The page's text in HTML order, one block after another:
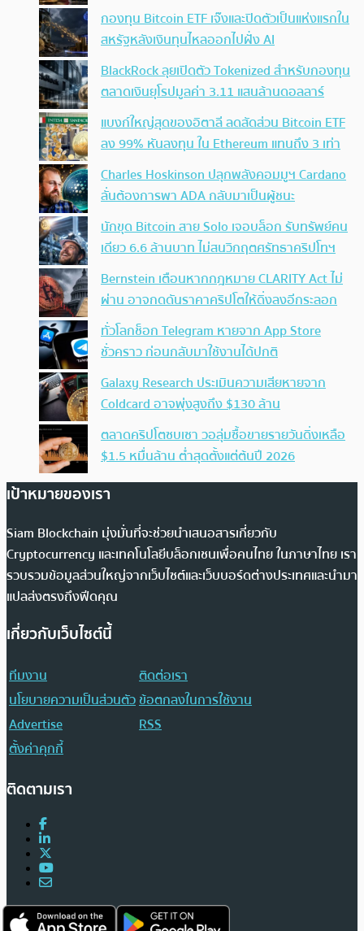
กองทุน Bitcoin ETF เจ๊งและปิดตัวเป็นแห่งแรกใน
สหรัฐหลังเงินทุนไหลออกไปฝั่ง AI
BlackRock ลุยเปิดตัว Tokenized สำหรับกองทุน
ตลาดเงินยุโรปมูลค่า 3.11 แสนล้านดอลลาร์
แบงก์ใหญ่สุดของอิตาลี ลดสัดส่วน Bitcoin ETF
ลง 99% หันลงทุน ใน Ethereum แทนถึง 3 เท่า
Charles Hoskinson ปลุกพลังคอมมูฯ Cardano
ลั่นต้องการพา ADA กลับมาเป็นผู้ชนะ
นักขุด Bitcoin สาย Solo เจอบล็อก รับทรัพย์คน
เดียว 6.6 ล้านบาท ไม่สนวิกฤตศรัทธาคริปโทฯ
Bernstein เตือนหากกฎหมาย CLARITY Act ไม่
ผ่าน อาจกดดันราคาคริปโตให้ดิ่งลงอีกระลอก
ทั่วโลกช็อก Telegram หายจาก App Store
ชั่วคราว ก่อนกลับมาใช้งานได้ปกติ
Galaxy Research ประเมินความเสียหายจาก
Coldcard อาจพุ่งสูงถึง $130 ล้าน
ตลาดคริปโตซบเซา วอลุ่มซื้อขายรายวันดิ่งเหลือ
$1.5 หมื่นล้าน ต่ำสุดตั้งแต่ต้นปี 2026
เป้าหมายของเรา
Siam Blockchain มุ่งมั่นที่จะช่วยนำเสนอสารเกี่ยวกับ
Cryptocurrency และเทคโนโลยีบล็อกเชนเพื่อคนไทย ในภาษาไทย เรา
รวบรวมข้อมูลส่วนใหญ่จากเว็บไซต์และเว็บบอร์ดต่างประเทศและนำมา
แปลส่งตรงถึงฟีดคุณ
เกี่ยวกับเว็บไซต์นี้
ทีมงาน
ติดต่อเรา
นโยบายความเป็นส่วนตัวข้อตกลงในการใช้งาน
Advertise
RSS
ตั้งค่าคุกกี้
ติดตามเรา